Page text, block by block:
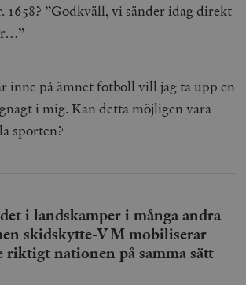
1658? ”Godkväll, vi sänder idag direkt
inne på ämnet fotboll vill jag ta upp en
i mig. Kan detta möjligen vara
sporten?
i landskamper i många andra
skidskytte-VM mobiliserar
nationen på samma sätt